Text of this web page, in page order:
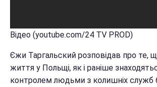
Відео (youtube.com/24 TV PROD)
Єжи Таргальский розповідав про те,
життя у Польщі, як і раніше
контролем людьми з колишніх служб